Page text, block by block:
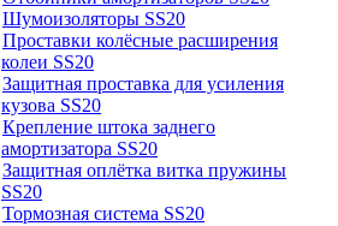
Шумоизоляторы SS20
Проставки колёсные расширения
колеи SS20
Защитная проставка для усиления
кузова SS20
Крепление штока заднего
амортизатора SS20
Защитная оплётка витка пружины
SS20
Тормозная система SS20